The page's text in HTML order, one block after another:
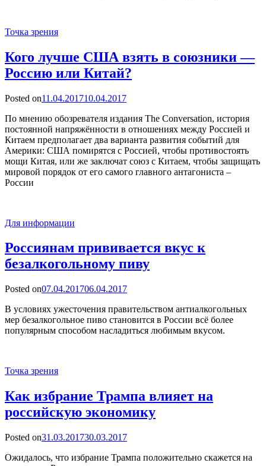
Точка зрения
Кого лучше США взять в союзники —
Россию или Китай?
Posted on11.04.201710.04.2017
По мнению обозревателя издания The Conversation, история
постоянной напряжённости в отношениях между Россией и
Китаем предполагает два варианта развития событий для
Америки: США помирятся с Россией, чтобы противостоять
мощи Китая, или же заключат союз с Китаем, чтобы защищать
мировой порядок от его самого главного антагониста –
России
Для информации
Россиянам прививается вкус к
безалкогольному пиву
Posted on07.04.201706.04.2017
В условиях ужесточения правительством антиалкогольных
мер безалкогольное пиво становится в России всё более
популярным способом насладиться любимым вкусом.
Точка зрения
Как избрание Трампа влияет на
российскую экономику
Posted on31.03.201730.03.2017
Ожидалось, что избрание Трампа положительно скажется на